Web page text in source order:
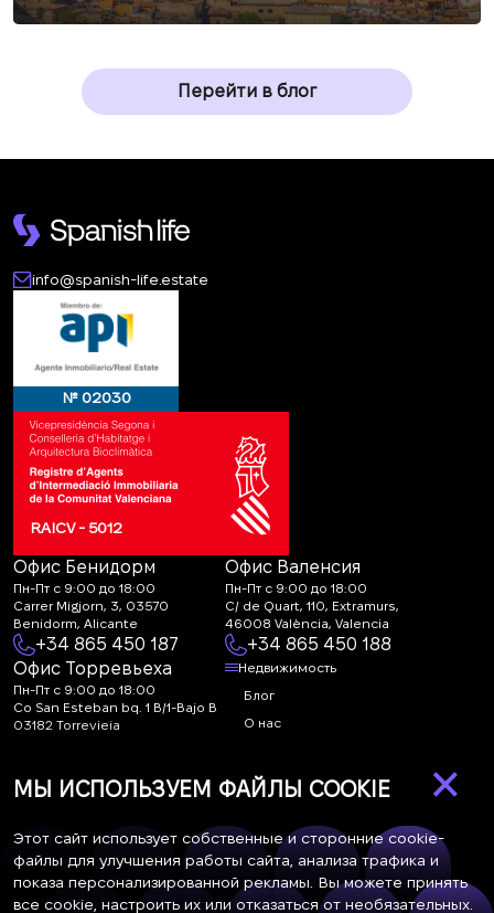
Перейти в блог
info@spanish-life.estate
№ 02030
RAICV - 5012
Офис Бенидорм
Пн-Пт с 9:00 до 18:00
Carrer Migjorn, 3, 03570
Benidorm, Alicante
+34 865 450 187
Офис Валенсия
Пн-Пт с 9:00 до 18:00
C/ de Quart, 110, Extramurs,
46008 València, Valencia
+34 865 450 188
Офис Торревьеха
Пн-Пт с 9:00 до 18:00
Co San Esteban bq. 1 B/1-Bajo B
03182 Torrevieja
life.estate
Недвижимость
Блог
О нас
Контакты
Подпишитесь на наши новости. Рассылка каждую неделю
×
МЫ ИСПОЛЬЗУЕМ ФАЙЛЫ COOKIE
Этот сайт использует собственные и сторонние cookie-
файлы для улучшения работы сайта, анализа трафика и
показа персонализированной рекламы. Вы можете принять
все cookie, настроить их или отказаться от необязательных.